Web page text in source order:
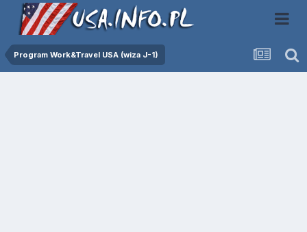
Program Work&Travel USA (wiza J-1)